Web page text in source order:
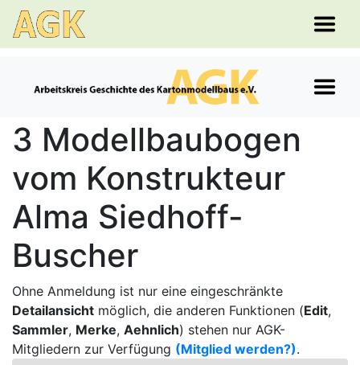
3 Modellbaubogen
vom Konstrukteur
Alma Siedhoff-
Buscher
Ohne Anmeldung ist nur eine eingeschränkte
Detailansicht möglich, die anderen Funktionen (Edit,
Sammler, Merke, Aehnlich) stehen nur AGK-
Mitgliedern zur Verfügung (Mitglied werden?).